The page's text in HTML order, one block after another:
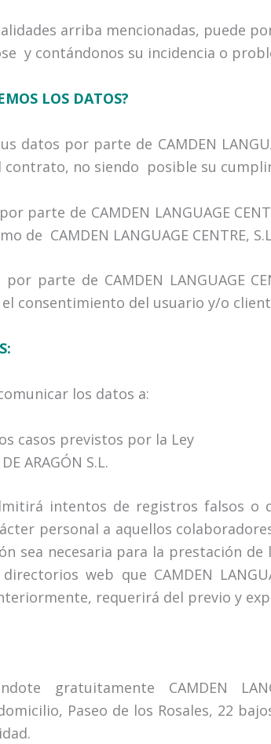
arriba mencionadas, puede
y contándonos su incidencia o
LOS DATOS?
por parte de CAMDEN
contrato, no siendo posible su
parte de CAMDEN LANGUAGE
CAMDEN LANGUAGE CENTRE,
parte de CAMDEN LANGUAGE
consentimiento del usuario y/o
comunicar los datos a:
casos previstos por la Ley
ARAGÓN S.L.
admitirá intentos de registros falsos
personal a aquellos
sea necesaria para la prestación
web que CAMDEN
requerirá del previo y
gratuitamente CAMDEN
Paseo de los Rosales, 22